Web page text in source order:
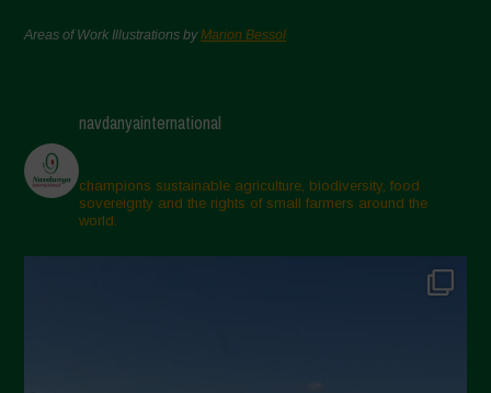
Areas of Work Illustrations byMarion Bessol
navdanyainternational
champions sustainable agriculture, biodiversity, food
sovereignty and the rights of small farmers around the
world.